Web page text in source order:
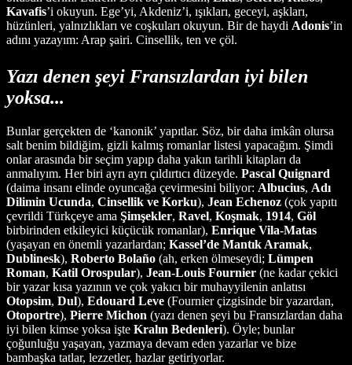
Kavafis’i okuyun. Ege’yi, Akdeniz’i, ışıkları, geceyi, aşkları,
hüzünleri, yalnızlıkları ve coşkuları okuyun. Bir de haydi Adonis’in
adını yazayım: Arap şairi. Cinsellik, ten ve çöl.
Yazı denen şeyi Fransızlardan iyi bilen
yoksa...
Bunlar gerçekten de ‘kanonik’ yapıtlar. Söz, bir daha imkân olursa
salt benim bildiğim, gizli kalmış romanlar listesi yapacağım. Şimdi
onlar arasında bir seçim yapıp daha yakın tarihli kitapları da
anmalıyım. Her biri ayrı ayrı çıldırtıcı düzeyde. Pascal Quignard
(daima insanı elinde oyuncağa çevirmesini biliyor: Albucius, Adı
Dilimin Ucunda, Cinsellik ve Korku), Jean Echenoz (çok yapıtı
çevrildi Türkçeye ama Şimşekler, Ravel, Koşmak, 1914, Göl
birbirinden etkileyici küçücük romanlar), Enrique Vila-Matas
(yaşayan en önemli yazarlardan; Kassel’de Mantık Aramak,
Dublinesk), Roberto Bolaño (ah, erken ölmeseydi; Lümpen
Roman, Katil Orospular), Jean-Louis Fournier (ne kadar çekici
bir yazar kısa yazının ve çok yakıcı bir muhayyilenin anlatısı
Otopsim, Dul), Edouard Leve (Fournier çizgisinde bir yazardan,
Otoportre), Pierre Michon (yazı denen şeyi bu Fransızlardan daha
iyi bilen kimse yoksa işte Kralın Bedenleri). Öyle; bunlar
çoğunluğu yaşayan, yazmaya devam eden yazarlar ve bize
bambaşka tatlar, lezzetler, hazlar getiriyorlar.